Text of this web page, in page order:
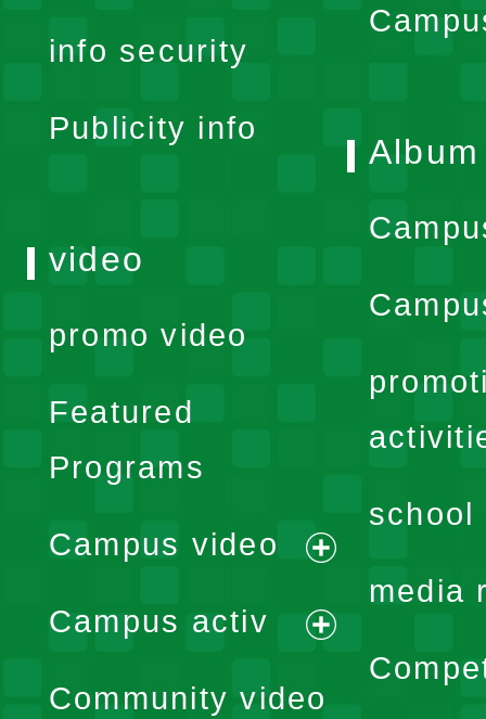
expand
info security
Publicity info
Album
school
media
video
promo video
Featured
Programs
Campus video
expand
menu
Campus activ
expand
Community video